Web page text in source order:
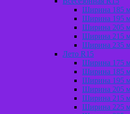
Ширина 185
Ширина 195
Ширина 205
Ширина 215
Ширина 235
Лето R15
Ширина 175
Ширина 185
Ширина 195
Ширина 205
Ширина 215
Ширина 225